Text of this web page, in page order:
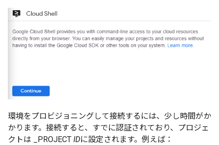
環境をプロビジョニングして接続するには、少し時間がか
かります。接続すると、すでに認証されており、プロジェ
クトは _PROJECT IDに設定されます。例えば：